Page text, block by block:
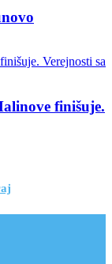
finišuje.